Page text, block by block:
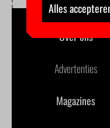
Over ons
Advertenties
Magazines
Alles